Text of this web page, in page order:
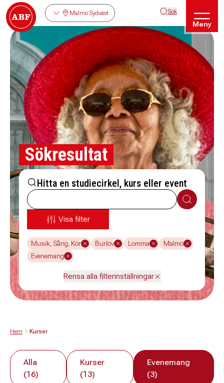
Malmö Sydväst Sök
Meny
Sökresultat
Hitta en studiecirkel, kurs eller event
Sök
Visa filter
Musik, Sång, Kör Burlöv Lomma
Malmö
Evenemang
Rensa alla filterinställningar
Hem Kurser
Alla
(16)
Kurser
(13)
Evenemang
(3)